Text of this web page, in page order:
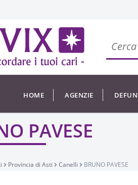
HOME AGENZIE
PAVESE
Provincia di Asti Canelli BRUNO PAVESE